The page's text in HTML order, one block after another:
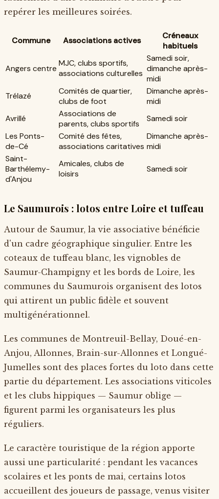
repérer les meilleures soirées.
Commune Associations actives
Créneaux
habituels
Angers centre
MJC, clubs sportifs,
associations culturelles
Samedi soir,
dimanche après-
midi
Trélazé
Comités de quartier,
clubs de foot
Dimanche après-
midi
Avrillé
Associations de
parents, clubs sportifs
Samedi soir
Les Ponts-
de-Cé
Comité des fêtes,
associations caritatives
Dimanche après-
midi
Saint-
Barthélemy-
d'Anjou
Amicales, clubs de
loisirs
Samedi soir
Le Saumurois : lotos entre Loire et tuffeau
Autour de Saumur, la vie associative bénéficie
d'un cadre géographique singulier. Entre les
coteaux de tuffeau blanc, les vignobles de
Saumur-Champigny et les bords de Loire, les
communes du Saumurois organisent des lotos
qui attirent un public fidèle et souvent
multigénérationnel.
Les communes de Montreuil-Bellay, Doué-en-
Anjou, Allonnes, Brain-sur-Allonnes et Longué-
Jumelles sont des places fortes du loto dans cette
partie du département. Les associations viticoles
et les clubs hippiques — Saumur oblige —
figurent parmi les organisateurs les plus
réguliers.
Le caractère touristique de la région apporte
aussi une particularité : pendant les vacances
scolaires et les ponts de mai, certains lotos
accueillent des joueurs de passage, venus visiter